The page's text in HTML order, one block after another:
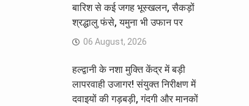
बारिश से कई जगह भूस्खलन, सैकड़ों
श्रद्धालु फंसे, यमुना भी उफान पर
06 August, 2026
हल्द्वानी के नशा मुक्ति केंद्र में बड़ी
लापरवाही उजागर! संयुक्त निरीक्षण में
दवाइयों की गड़बड़ी, गंदगी और मानकों